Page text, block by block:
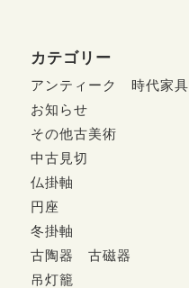
カテゴリー
アンティーク 時代家具
お知らせ
その他古美術
中古見切
仏掛軸
円座
冬掛軸
古陶器 古磁器
吊灯籠